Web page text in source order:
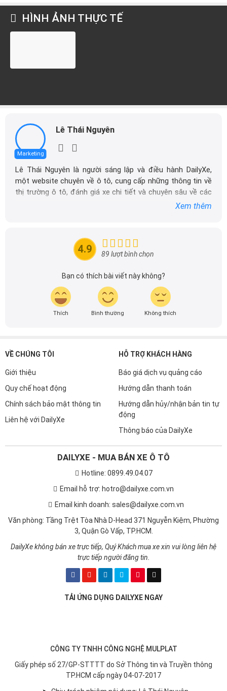
HÌNH ẢNH THỰC TẾ
Marketing
Lê Thái Nguyên
Lê Thái Nguyên là người sáng lập và điều hành DailyXe,
một website chuyên về ô tô, cung cấp những thông tin về
thị trường ô tô, đánh giá xe chi tiết và chuyên sâu về các
Với niềm đam mê mãnh liệt với xe hơi, Tôi đã xây dựng
DailyXe trở thành một trong những địa chỉ tin cậy hàng
đầu cho những người yêu thích ô tô tại Việt Nam. Hãy
theo dõi tôi để cập nhật thông tin về thị trường ô tô
4.9 89 lượt bình chọn
Bạn có thích bài viết này không?
VỀ CHÚNG TÔI
Giới thiệu
Quy chế hoạt động
Chính sách bảo mật thông tin
HỖ TRỢ KHÁCH HÀNG
Báo giá dịch vụ quảng cáo
Hướng dẫn thanh toán
Hướng dẫn hủy/nhận bản tin tự
động
Thông báo của DailyXe
DAILYXE - MUA BÁN XE Ô TÔ
Hotline: 0899.49.04.07
Email hỗ trợ: hotro@dailyxe.com.vn
Email kinh doanh: sales@dailyxe.com.vn
Văn phòng: Tầng Trệt Tòa Nhà D-Head 371 Nguyễn Kiệm, Phường
3, Quận Gò Vấp, TP.HCM.
DailyXe không bán xe trực tiếp, Quý Khách mua xe xin vui lòng liên hệ
trực tiếp người đăng tin.
CÔNG TY TNHH CÔNG NGHỆ MULPLAT
Giấy phép số 27/GP-STTTT do Sở Thông tin và Truyền thông